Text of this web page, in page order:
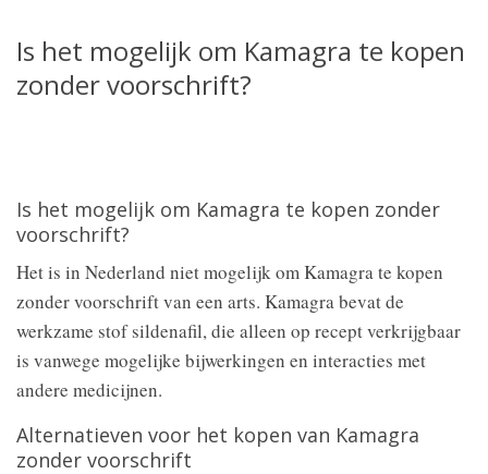
Is het mogelijk om Kamagra te kopen
zonder voorschrift?
Is het mogelijk om Kamagra te kopen zonder
voorschrift?
Het is in Nederland niet mogelijk om Kamagra te kopen
zonder voorschrift van een arts. Kamagra bevat de
werkzame stof sildenafil, die alleen op recept verkrijgbaar
is vanwege mogelijke bijwerkingen en interacties met
andere medicijnen.
Alternatieven voor het kopen van Kamagra
zonder voorschrift